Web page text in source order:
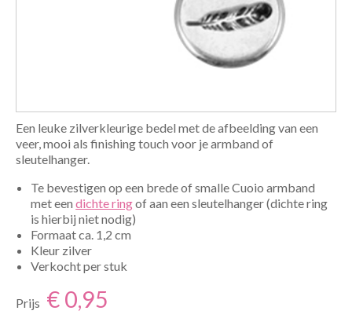
Een leuke zilverkleurige bedel met de afbeelding van een
veer, mooi als finishing touch voor je armband of
sleutelhanger.
Te bevestigen op een brede of smalle Cuoio armband
met eendichte ringof aan een sleutelhanger (dichte ring
is hierbij niet nodig)
Formaat ca. 1,2 cm
Kleur zilver
Verkocht per stuk
Prijs € 0,95